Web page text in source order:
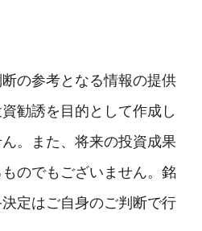
の参考となる情報の提供
勧誘を目的として作成し
。また、将来の投資成果
のでもございません。銘
定はご自身のご判断で行